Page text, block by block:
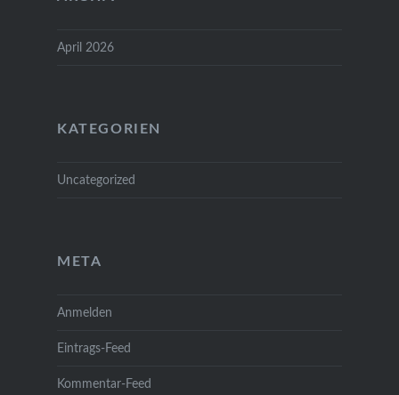
April 2026
KATEGORIEN
Uncategorized
META
Anmelden
Eintrags-Feed
Kommentar-Feed